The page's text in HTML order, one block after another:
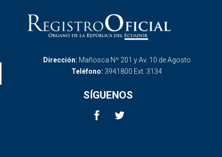
Dirección: Mañosca Nº 201 y Av. 10 de Agosto
Teléfono: 3941800 Ext. 3134
SÍGUENOS